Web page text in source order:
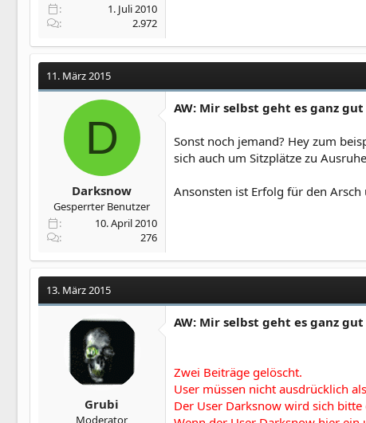
1. Juli 2010
2.972
11. März 2015
D
Darksnow
Gesperrter Benutzer
10. April 2010
276
AW: Mir selbst geht es ganz gut
Sonst noch jemand? Hey zum
sich auch um Sitzplätze zu
Ansonsten ist Erfolg für den
13. März 2015
Grubi
Moderator
AW: Mir selbst geht es ganz gut
Zwei Beiträge gelöscht.
User müssen nicht ausdrücklich
Der User Darksnow wird sich